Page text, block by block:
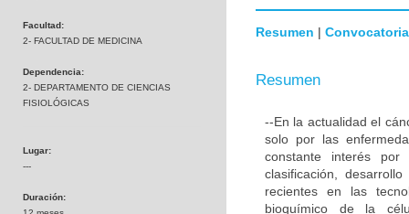
Facultad:
2- FACULTAD DE MEDICINA
Dependencia:
2- DEPARTAMENTO DE CIENCIAS
FISIOLÓGICAS
Lugar:
---
Duración:
Resumen | Convocatoria
Resumen
--En la actualidad el
solo por las
constante interés
clasificación,
recientes en las
bioquímico de la